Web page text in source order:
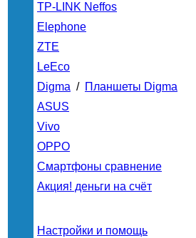
TP-LINK Neffos
Elephone
ZTE
LeEco
Digma / Планшеты Digma
ASUS
Vivo
OPPO
Смартфоны сравнение
Акция! деньги на счёт
Настройки и помощь